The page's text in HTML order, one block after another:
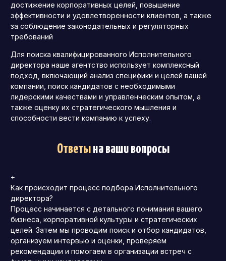
достижение корпоративных целей, повышение
эффективности и удовлетворенности клиентов, а также
за соблюдение законодательных и регуляторных
требований
Для поиска квалифицированного Исполнительного
директора наше агентство использует комплексный
подход, включающий анализ специфики и целей вашей
компании, поиск кандидатов с необходимыми
лидерскими качествами и управленческим опытом, а
также оценку их стратегического мышления и
способности вести компанию к успеху.
Ответына ваши вопросы
+
Как происходит процесс подбора Исполнительного
директора?
Процесс начинается с детального понимания вашего
бизнеса, корпоративной культуры и стратегических
целей. Затем мы проводим поиск и отбор кандидатов,
организуем интервью и оценки, проверяем
рекомендации и помогаем в организации встреч с